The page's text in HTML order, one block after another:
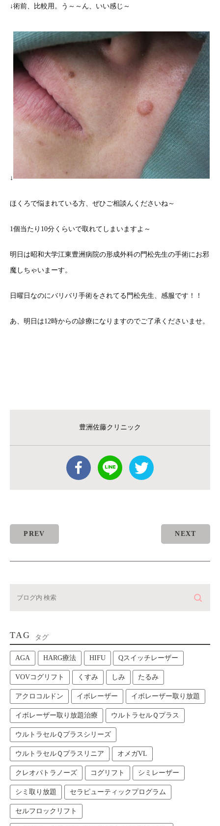
↓術前、比較用。う～～ん、いい感じ～
↓
ほくろで悩まれている方、ぜひご相談んくださいね～
1個当たり10分くらいで取れてしまいますよ～
明日は昭和大学江東豊洲病院の形成外科の門松先生の手術にお邪
魔しちゃいまーす。
日曜日なのにバリバリ手術をされてる門松先生、感服です！！
あ、明日は12時からの診療になりますのでご了承くださいませ。
豊洲佐藤クリニック
PREV NEXT
TAG タグ
AGA HARG療法 HIFU Qスイッチレーザー
VOVコグリフト くすみ しみ たるみ
アクロコルドン イボレーザー イボレーザー取り放題
イボレーザー取り放題治療 ウルトラセルＱプラス
ウルトラセルＱプラスシリーズ
ウルトラセルＱプラスリニア オメガVL
クレオパトラノーズ コグリフト シミレーザー
シミ取り放題 セラピューティックプログラム
セルフロックリフト